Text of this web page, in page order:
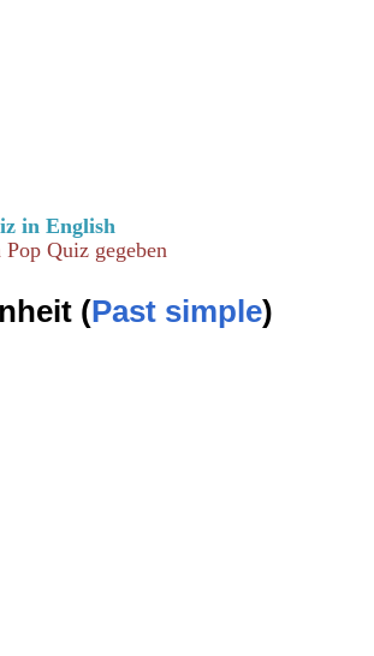
in English
Quiz gegeben
(Past simple)